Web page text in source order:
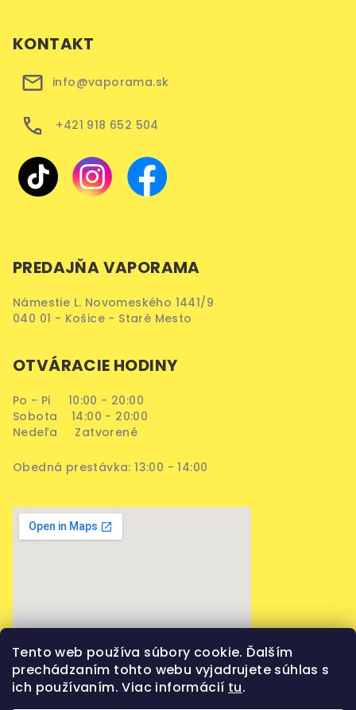
Tento web používa súbory cookie. Ďalším
prechádzaním tohto webu vyjadrujete súhlas s
ich používaním. Viac informácií tu.
KONTAKT
info@vaporama.sk
+421 918 652 504
PREDAJŇA VAPORAMA
Námestie L. Novomeského 1441/9
040 01 - Košice - Staré Mesto
OTVÁRACIE HODINY
Po - Pi 10:00 - 20:00
Sobota 14:00 - 20:00
Nedeľa Zatvorené
Obedná prestávka: 13:00 - 14:00